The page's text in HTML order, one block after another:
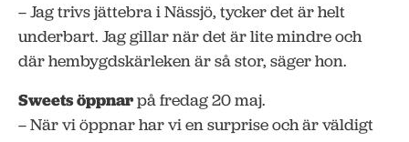
– Jag trivs jättebra i Nässjö, tycker det är helt
underbart. Jag gillar när det är lite mindre och
där hembygdskärleken är så stor, säger hon.
Sweets öppnarpå fredag 20 maj.
– När vi öppnar har vi en surprise och är väldigt